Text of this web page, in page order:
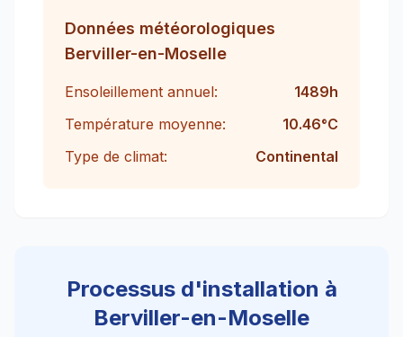
Données météorologiques
Berviller-en-Moselle
Ensoleillement annuel: 1489h
Température moyenne:
10.46°C
Type de climat:
Continental
Processus d'installation à
Berviller-en-Moselle